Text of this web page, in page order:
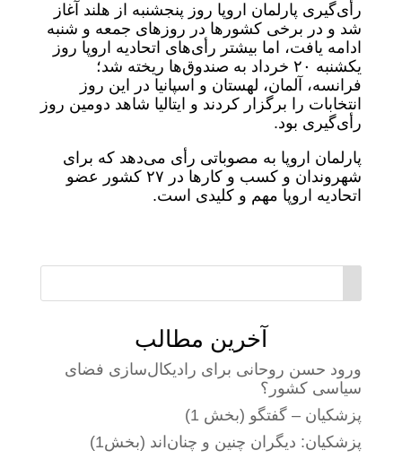
رأی‌گیری پارلمان اروپا روز پنجشنبه از هلند آغاز
شد و در برخی کشورها در روزهای جمعه و شنبه
ادامه یافت، اما بیشتر رأی‌های اتحادیه اروپا روز
یکشنبه ۲۰ خرداد به صندوق‌ها ریخته شد؛
فرانسه، آلمان، لهستان و اسپانیا در این روز
انتخابات را برگزار کردند و ایتالیا شاهد دومین روز
رأی‌گیری بود.
پارلمان اروپا به مصوباتی رأی می‌دهد که برای
شهروندان و کسب و کارها در ۲۷ کشور عضو
اتحادیه اروپا مهم و کلیدی است.
آخرین مطالب
ورود حسن روحانی برای رادیکال‌سازی فضای
سیاسی کشور؟
پزشکیان – گفتگو (بخش 1)
پزشکیان: دیگران چنین و چنان‌اند (بخش1)